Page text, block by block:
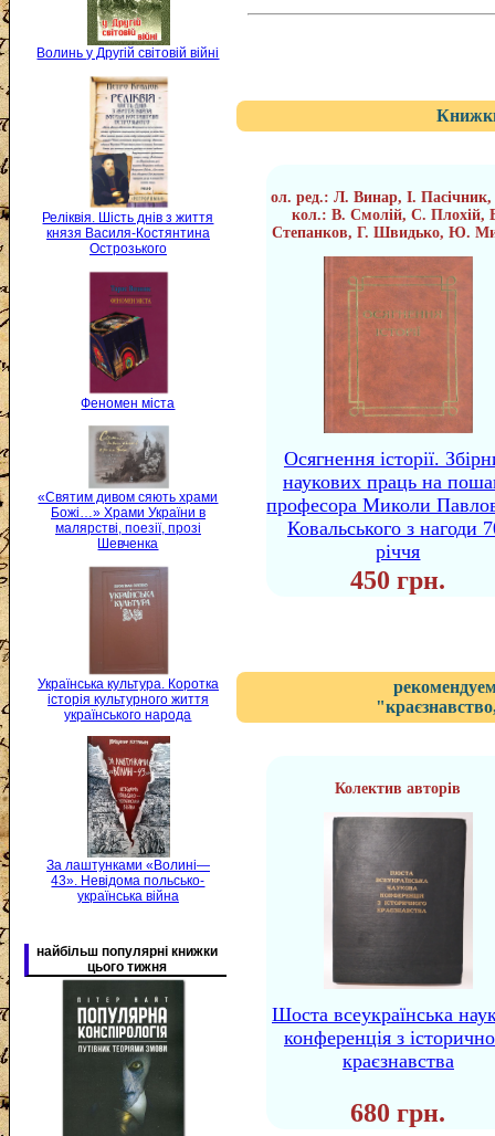
Волинь у Другій світовій війні
Реліквія. Шість днів з життя
князя Василя-Костянтина
Острозького
Феномен міста
«Святим дивом сяють храми
Божі…» Храми України в
малярстві, поезії, прозі
Шевченка
Українська культура. Коротка
історія культурного життя
українського народа
За лаштунками «Волині—
43». Невідома польсько-
українська війна
найбільш популярні книжки
цього тижня
ол. ред.: Л. Винар, І. Пасічник,
кол.: В. Смолій, С. Плохій,
Степанков, Г. Швидько, Ю.
Осягнення історії.
наукових праць на
професора Миколи
Ковальського з нагоди
річчя
450 грн.
Колектив авторів
Шоста всеукраїнська
конференція з
краєзнавства
680 грн.